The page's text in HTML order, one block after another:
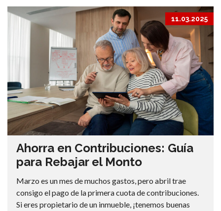
11.03.2025
Ahorra en Contribuciones: Guía
para Rebajar el Monto
Marzo es un mes de muchos gastos, pero abril trae
consigo el pago de la primera cuota de contribuciones.
Si eres propietario de un inmueble, ¡tenemos buenas